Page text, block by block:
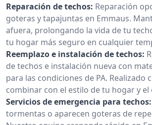
Reparación de techos: Reparación
goteras y tapajuntas en Emmaus.
afuera, prolongando la vida de tu
tu hogar más seguro en cualquier
Reemplazo e instalación de techos:
de techos e instalación nueva con
para las condiciones de PA. Realizado
combinar con el estilo de tu hogar y el
Servicios de emergencia para techos:
tormentas o aparecen goteras de